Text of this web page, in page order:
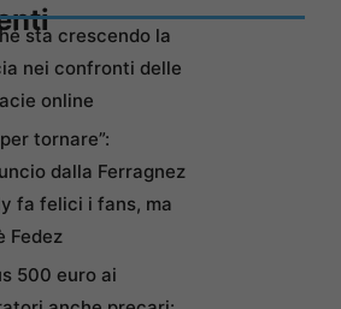
sta crescendo la
nei confronti delle
online
tornare”:
dalla Ferragnez
fa felici i fans, ma
Fedez
500 euro ai